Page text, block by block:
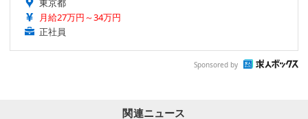
東京都
月給27万円～34万円
正社員
Sponsored by
関連ニュース